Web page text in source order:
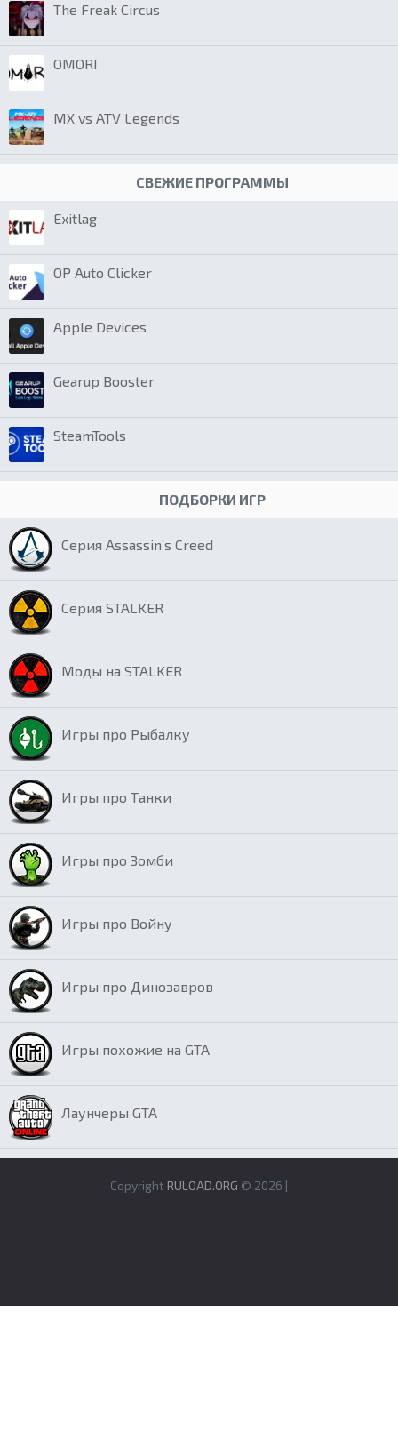
The Freak Circus
OMORI
MX vs ATV Legends
СВЕЖИЕ ПРОГРАММЫ
Exitlag
OP Auto Clicker
Apple Devices
Gearup Booster
SteamTools
ПОДБОРКИ ИГР
Серия Assassin’s Creed
Серия STALKER
Моды на STALKER
Игры про Рыбалку
Игры про Танки
Игры про Зомби
Игры про Войну
Игры про Динозавров
Игры похожие на GTA
Лаунчеры GTA
Copyright RULOAD.ORG © 2026 |